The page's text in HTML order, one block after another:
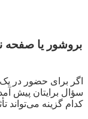
بروشور یا صفحه
اگر برای حضور در یک
سؤال برایتان پیش
کدام گزینه